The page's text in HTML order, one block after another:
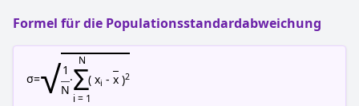
Formel für die Populationsstandardabweichung
σ=√1
N
·
N
Σ
i = 1
( xi - x )2